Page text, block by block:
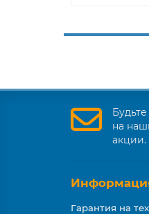
на
акции.
Гарантия на